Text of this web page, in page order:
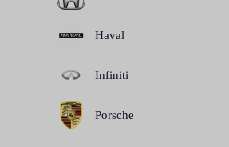
Haval
Infiniti
Porsche